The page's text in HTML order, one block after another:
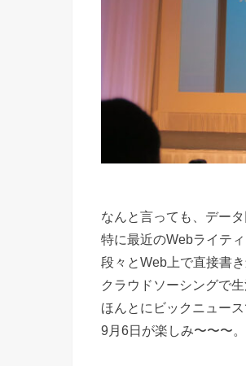
なんと言っても、デー
特に最近のWebライテ
段々とWeb上で直接書
クラウドソーシングで
ほんとにビックニュース
9月6日が楽しみ〜〜〜。